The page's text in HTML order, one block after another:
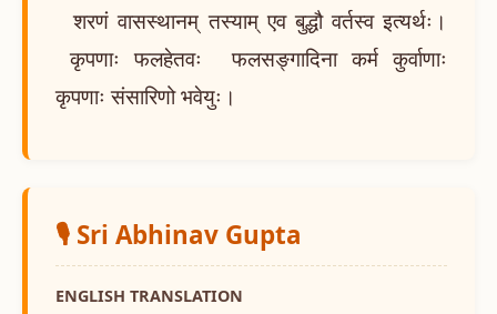
शरणं वासस्थानम् तस्याम् एव बुद्धौ वर्तस्व इत्यर्थः।
कृपणाः फलहेतवः फलसङ्गादिना कर्म कुर्वाणाः
कृपणाः संसारिणो भवेयुः।
🎙️ Sri Abhinav Gupta
ENGLISH TRANSLATION